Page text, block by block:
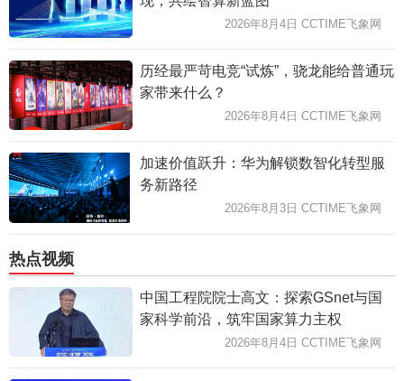
2026年8月4日 CCTIME飞象网
历经最严苛电竞“试炼”，骁龙能给普通玩
家带来什么？
2026年8月4日 CCTIME飞象网
加速价值跃升：华为解锁数智化转型服
务新路径
2026年8月3日 CCTIME飞象网
热点视频
中国工程院院士高文：探索GSnet与国
家科学前沿，筑牢国家算力主权
2026年8月4日 CCTIME飞象网